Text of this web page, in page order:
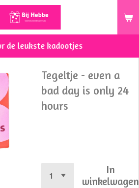
de leukste kadootjes
Tegeltje - even a
bad day is only 24
hours
In
winkelwagen